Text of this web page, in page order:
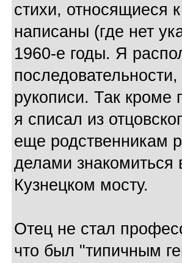
стихи, относящиеся
написаны (где нет
1960-е годы. Я
рукописи. Так кроме
я списал из
еще родственникам
делами
Кузнецком мосту.
Отец не стал
что был "типичным